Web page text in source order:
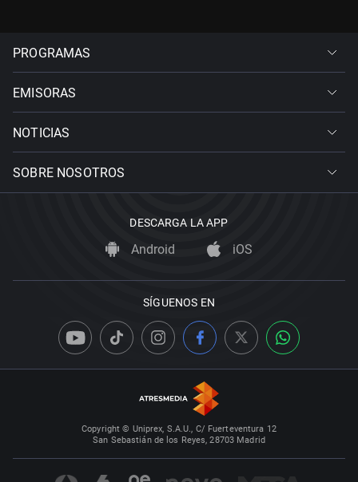
PROGRAMAS
EMISORAS
NOTICIAS
SOBRE NOSOTROS
DESCARGA LA APP
Android iOS
SÍGUENOS EN
Copyright © Uniprex, S.A.U., C/ Fuerteventura 12
San Sebastián de los Reyes, 28703 Madrid